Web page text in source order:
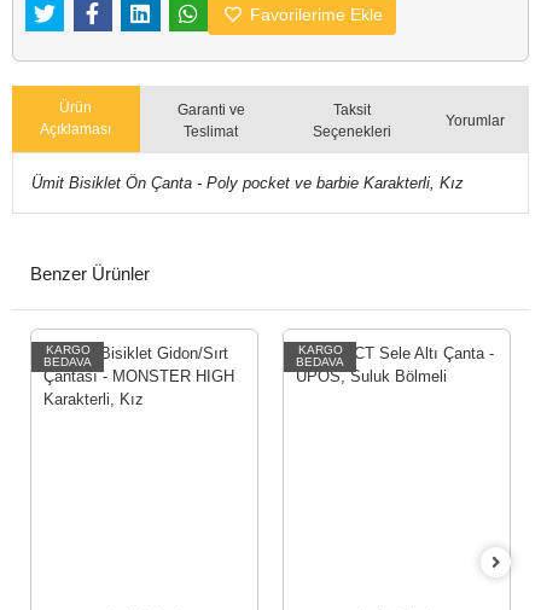
Favorilerime Ekle
Ürün
Açıklaması
Garanti ve
Teslimat
Taksit
Seçenekleri
Yorumlar
Ümit Bisiklet Ön Çanta - Poly pocket ve barbie Karakterli, Kız
Benzer Ürünler
KARGO
BEDAVA
KARGO
BEDAVA